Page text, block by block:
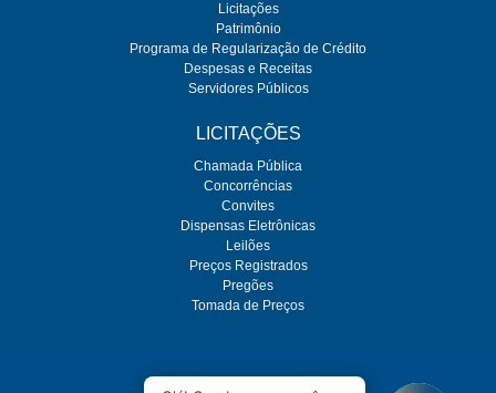
Licitações
Patrimônio
Programa de Regularização de Crédito
Despesas e Receitas
Servidores Públicos
LICITAÇÕES
Chamada Pública
Concorrências
Convites
Dispensas Eletrônicas
Leilões
Preços Registrados
Pregões
Tomada de Preços
O SEMAE é regulado pela ARES-PCJ